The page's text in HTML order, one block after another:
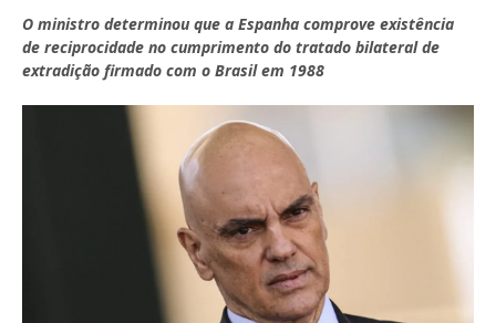
O ministro determinou que a Espanha comprove existência
de reciprocidade no cumprimento do tratado bilateral de
extradição firmado com o Brasil em 1988